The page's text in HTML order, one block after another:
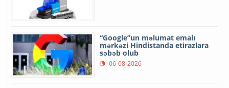
“Google”un məlumat emalı
mərkəzi Hindistanda etirazlara
səbəb olub
06-08-2026